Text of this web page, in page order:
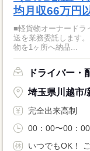
均月収66万円
■軽貨物オーナードライバー 各地で発生する企業か
送を業務委託します。 大半の業務はA社からB社まで、 「1ヶ所の荷
物を1ヶ所へ納品...
ドライバー・
埼玉県川越市/
完全出来高制
00：00〜00：
いつでもOK！